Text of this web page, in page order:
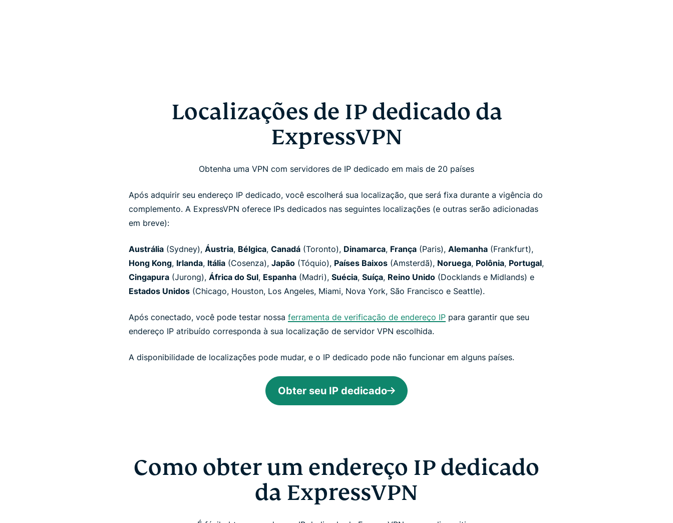
Localizações de IP dedicado da
ExpressVPN
Obtenha uma VPN com servidores de IP dedicado em mais de 20 países
Após adquirir seu endereço IP dedicado, você escolherá sua localização, que será fixa durante a vigência do
complemento. A ExpressVPN oferece IPs dedicados nas seguintes localizações (e outras serão adicionadas
em breve):
Austrália (Sydney), Áustria, Bélgica, Canadá (Toronto), Dinamarca, França (Paris), Alemanha (Frankfurt),
Hong Kong, Irlanda, Itália (Cosenza), Japão (Tóquio), Países Baixos (Amsterdã), Noruega, Polônia, Portugal,
Cingapura (Jurong), África do Sul, Espanha (Madri), Suécia, Suíça, Reino Unido (Docklands e Midlands) e
Estados Unidos (Chicago, Houston, Los Angeles, Miami, Nova York, São Francisco e Seattle).
Após conectado, você pode testar nossa ferramenta de verificação de endereço IP para garantir que seu
endereço IP atribuído corresponda à sua localização de servidor VPN escolhida.
A disponibilidade de localizações pode mudar, e o IP dedicado pode não funcionar em alguns países.
Obter seu IP dedicado
Como obter um endereço IP dedicado
da ExpressVPN